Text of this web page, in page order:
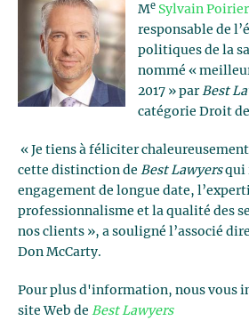
Me Sylvain Poirier
responsable de
politiques de la
nommé «
2017 » parBest
catégorie Droit
« Je tiens à féliciter
cette distinction de Best Lawyersqui
engagement de longue date,
professionnalisme et la qualité des
nos clients », a souligné l’associé
Don McCarty.
Pour plus d'information, nous vous
site Web de Best Lawyers